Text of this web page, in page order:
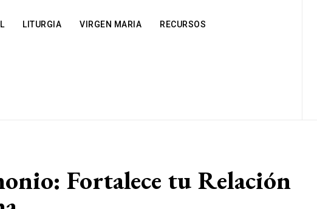
LITURGIA VIRGEN MARIA RECURSOS
Fortalece tu Relación